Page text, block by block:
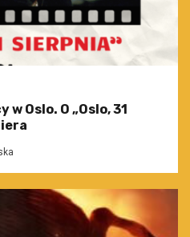
Oslo. O „Oslo, 31